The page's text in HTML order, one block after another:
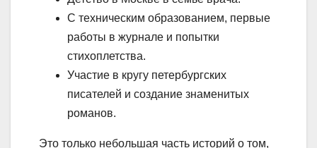
С техническим образованием, первые
работы в журнале и попытки
стихоплетства.
Участие в кругу петербургских
писателей и создание знаменитых
романов.
Это только небольшая часть историй о том,